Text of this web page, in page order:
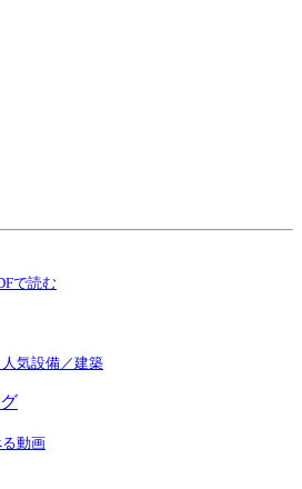
で読む
気設備／建築
動画